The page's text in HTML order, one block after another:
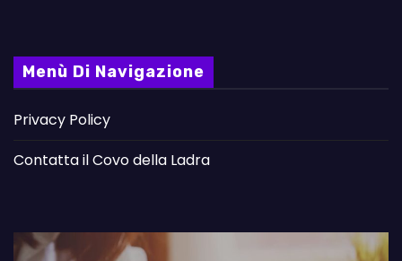
Menù Di Navigazione
Privacy Policy
Contatta il Covo della Ladra